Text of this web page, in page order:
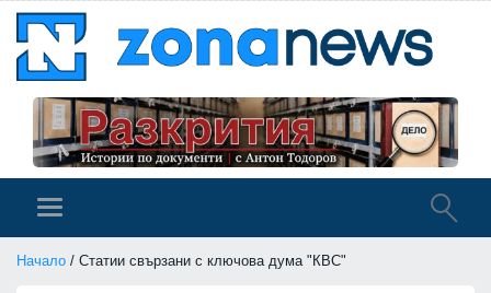
Начало / Статии свързани с ключова дума "КВС"